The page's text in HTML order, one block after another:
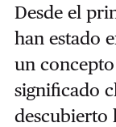
Desde el
han estado
un
significado
descubierto